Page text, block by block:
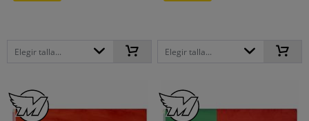
Elegir talla... Elegir talla...